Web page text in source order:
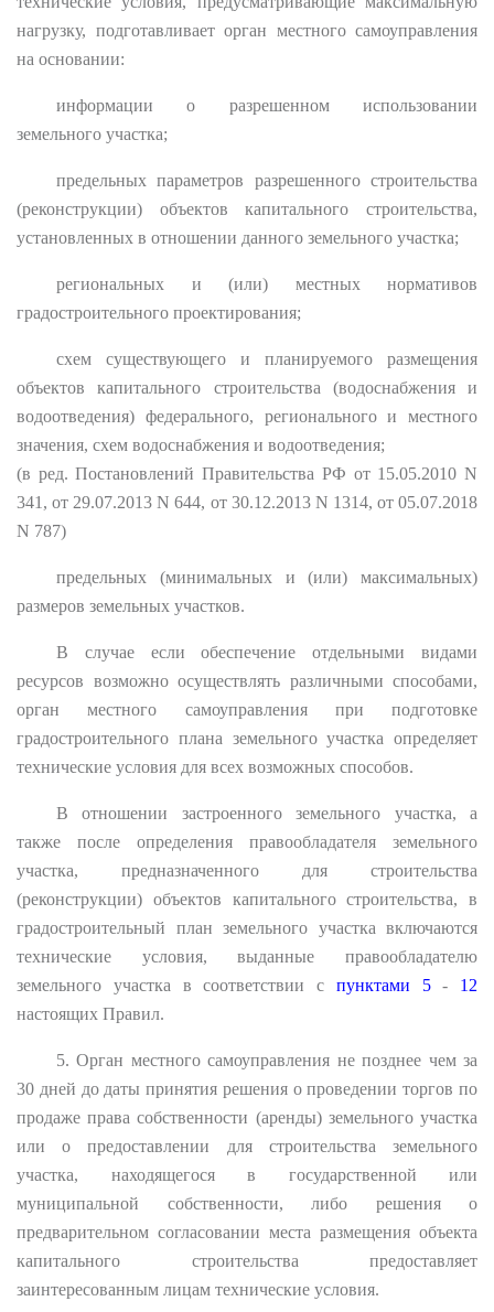
нагрузку, подготавливает орган местного самоуправления
на основании:
информации о разрешенном использовании
земельного участка;
предельных параметров разрешенного строительства
(реконструкции) объектов капитального строительства,
установленных в отношении данного земельного участка;
региональных и (или) местных нормативов
градостроительного проектирования;
схем существующего и планируемого размещения
объектов капитального строительства (водоснабжения и
водоотведения) федерального, регионального и местного
значения, схем водоснабжения и водоотведения;
(в ред. Постановлений Правительства РФ от 15.05.2010 N
341, от 29.07.2013 N 644, от 30.12.2013 N 1314, от 05.07.2018
N 787)
предельных (минимальных и (или) максимальных)
размеров земельных участков.
В случае если обеспечение отдельными видами
ресурсов возможно осуществлять различными способами,
орган местного самоуправления при подготовке
градостроительного плана земельного участка определяет
технические условия для всех возможных способов.
В отношении застроенного земельного участка, а
также после определения правообладателя земельного
участка, предназначенного для строительства
(реконструкции) объектов капитального строительства, в
градостроительный план земельного участка включаются
технические условия, выданные правообладателю
земельного участка в соответствии с пунктами 5- 12
настоящих Правил.
5. Орган местного самоуправления не позднее чем за
30 дней до даты принятия решения о проведении торгов по
продаже права собственности (аренды) земельного участка
или о предоставлении для строительства земельного
участка, находящегося в государственной или
муниципальной собственности, либо решения о
предварительном согласовании места размещения объекта
капитального строительства предоставляет
заинтересованным лицам технические условия.